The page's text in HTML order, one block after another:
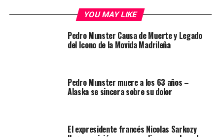
YOU MAY LIKE
Pedro Munster Causa de Muerte y Legado
del Icono de la Movida Madrileña
Pedro Munster muere a los 63 años –
Alaska se sincera sobre su dolor
El expresidente francés Nicolas Sarkozy